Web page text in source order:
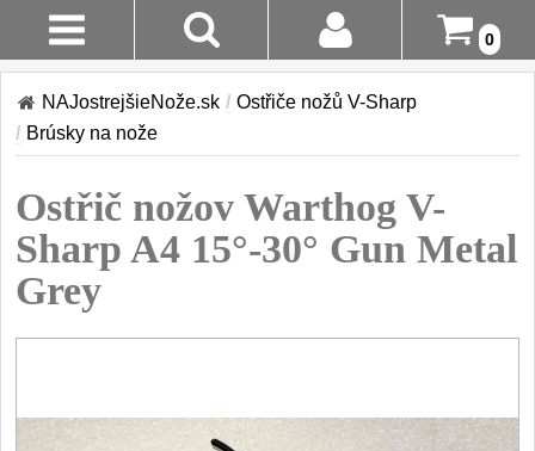
0
Stav
Objednávky
Registrácia
Doručenie
Akcia!
Kuchyňské nôže
Sady nožov
Kuchařské nože
NAJostrejšieNože.sk / Ostřiče nožů V-Sharp
/ Brúsky na nože
Ostřič nožov Warthog V-
Sharp A4 15°-30° Gun Metal
Grey